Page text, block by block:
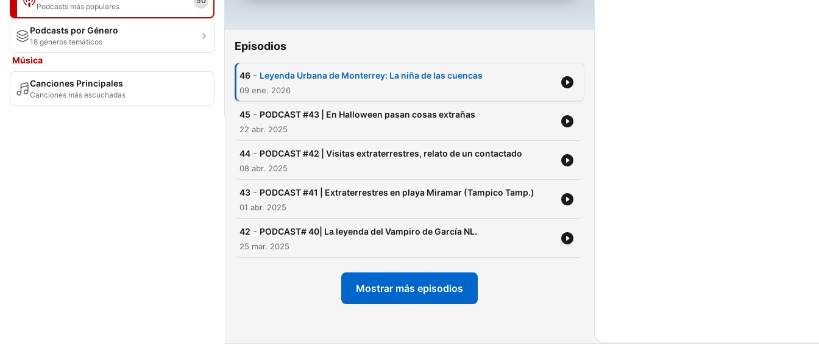
Podcasts más populares
Podcasts por Género
18 géneros temáticos
Música
Canciones Principales
Canciones más escuchadas
Episodios
46 - Leyenda Urbana de Monterrey: La niña de las cuencas
09 ene. 2026
45 - PODCAST #43 | En Halloween pasan cosas extrañas
22 abr. 2025
44 - PODCAST #42 | Visitas extraterrestres, relato de un contactado
08 abr. 2025
43 - PODCAST #41 | Extraterrestres en playa Miramar (Tampico Tamp.)
01 abr. 2025
42 - PODCAST# 40| La leyenda del Vampiro de García NL.
25 mar. 2025
Mostrar más episodios